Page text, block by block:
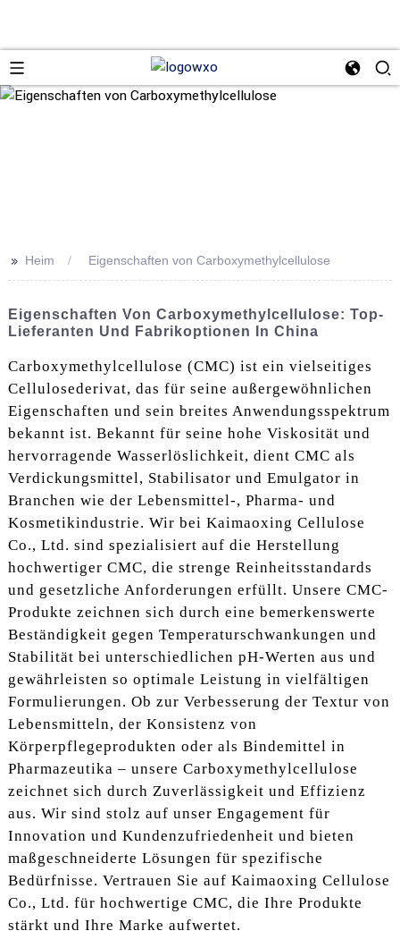
>> Heim Eigenschaften von Carboxymethylcellulose
Eigenschaften Von Carboxymethylcellulose: Top-
Lieferanten Und Fabrikoptionen In China
Carboxymethylcellulose (CMC) ist ein vielseitiges
Cellulosederivat, das für seine außergewöhnlichen
Eigenschaften und sein breites Anwendungsspektrum
bekannt ist. Bekannt für seine hohe Viskosität und
hervorragende Wasserlöslichkeit, dient CMC als
Verdickungsmittel, Stabilisator und Emulgator in
Branchen wie der Lebensmittel-, Pharma- und
Kosmetikindustrie. Wir bei Kaimaoxing Cellulose
Co., Ltd. sind spezialisiert auf die Herstellung
hochwertiger CMC, die strenge Reinheitsstandards
und gesetzliche Anforderungen erfüllt. Unsere CMC-
Produkte zeichnen sich durch eine bemerkenswerte
Beständigkeit gegen Temperaturschwankungen und
Stabilität bei unterschiedlichen pH-Werten aus und
gewährleisten so optimale Leistung in vielfältigen
Formulierungen. Ob zur Verbesserung der Textur von
Lebensmitteln, der Konsistenz von
Körperpflegeprodukten oder als Bindemittel in
Pharmazeutika – unsere Carboxymethylcellulose
zeichnet sich durch Zuverlässigkeit und Effizienz
aus. Wir sind stolz auf unser Engagement für
Innovation und Kundenzufriedenheit und bieten
maßgeschneiderte Lösungen für spezifische
Bedürfnisse. Vertrauen Sie auf Kaimaoxing Cellulose
Co., Ltd. für hochwertige CMC, die Ihre Produkte
stärkt und Ihre Marke aufwertet.